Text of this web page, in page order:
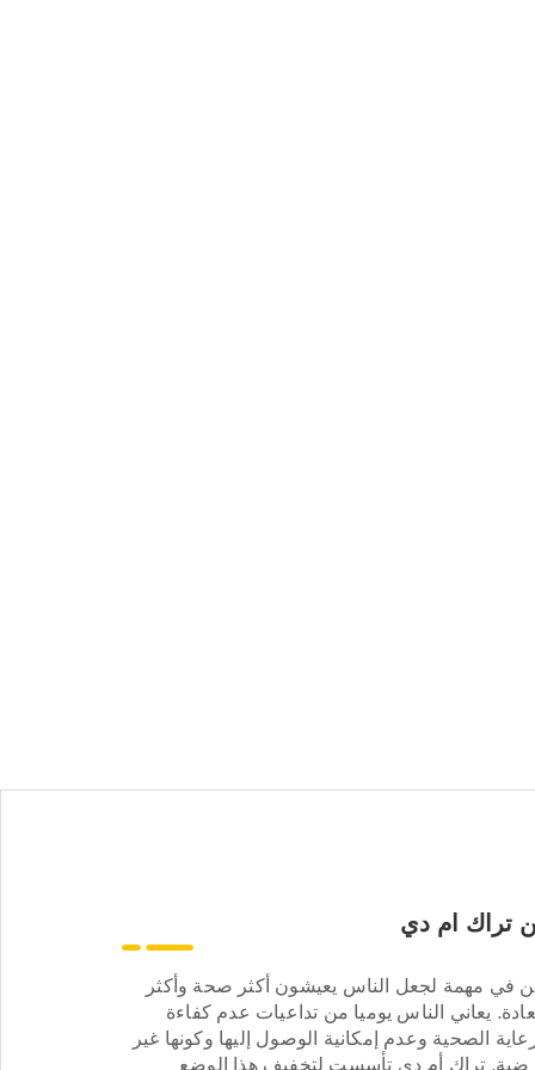
تراك ام دي
في مهمة لجعل الناس يعيشون أكثر صحة وأكثر
يعاني الناس يوميا من تداعيات عدم كفاءة
الصحية وعدم إمكانية الوصول إليها وكونها غير
تراك أم دي تأسست لتخفيف هذا الوضع